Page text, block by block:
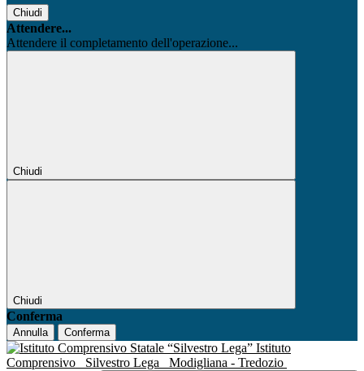
Chiudi
Attendere...
Attendere il completamento dell'operazione...
Chiudi
Chiudi
Conferma
Annulla Conferma
Istituto
Comprensivo
Silvestro Lega Modigliana - Tredozio